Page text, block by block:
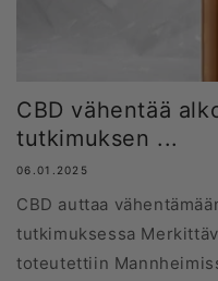
CBD vähentää
tutkimuksen ...
06.01.2025
CBD auttaa
tutkimuksessa
toteutettiin